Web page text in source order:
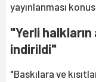
yayınlanması
"Yerli
indirildi"
"Baskılara ve